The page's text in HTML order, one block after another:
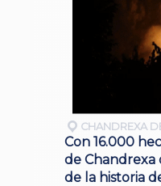
CHANDREXA
Con 16.000
de Chandrexa
de la historia